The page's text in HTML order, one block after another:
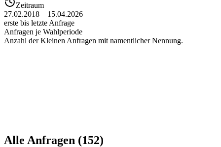
Zeitraum
27.02.2018 – 15.04.2026
erste bis letzte Anfrage
Anfragen je Wahlperiode
Anzahl der Kleinen Anfragen mit namentlicher Nennung.
Alle Anfragen (152)